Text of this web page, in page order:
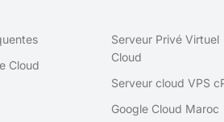
Cloud
Serveur Privé Virtuel
Cloud
Serveur cloud VPS
Google Cloud Maroc